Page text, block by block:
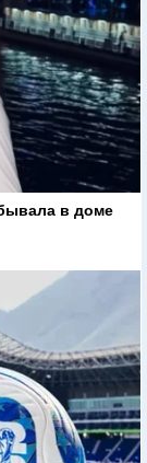
в доме